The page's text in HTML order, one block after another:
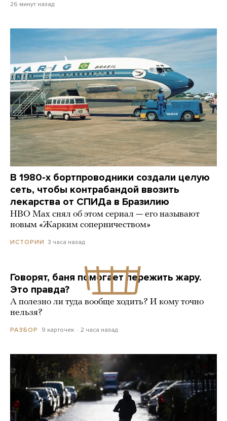
26 минут назад
В 1980-х бортпроводники создали целую
сеть, чтобы контрабандой ввозить
лекарства от СПИДа в Бразилию
HBO Max снял об этом сериал — его называют
новым «Жарким соперничеством»
ИСТОРИИ 3 часа назад
Говорят, баня помогает пережить жару.
Это правда?
А полезно ли туда вообще ходить? И кому точно
нельзя?
РАЗБОР 9 карточек 2 часа назад